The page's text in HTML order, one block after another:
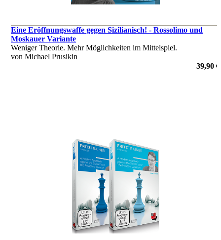
Eine Eröffnungswaffe gegen Sizilianisch! - Rossolimo und
Moskauer Variante
Weniger Theorie. Mehr Möglichkeiten im Mittelspiel.
von Michael Prusikin
39,90 €